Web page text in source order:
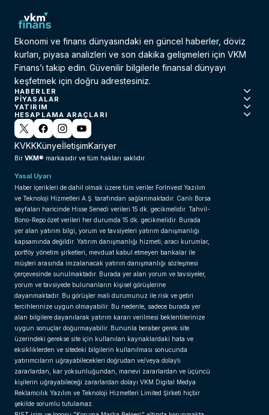
Ekonomi ve finans dünyasındaki en güncel haberler, döviz
kurları, piyasa analizleri ve son dakika gelişmeleri için VKM
Finans’ı takip edin. Güvenilir bilgilerle finansal dünyayı
keşfetmek için doğru adrestesiniz.
HABERLER
PIYASALAR
YATIRIM
HESAPLAMA ARAÇLARI
KVKKKünyeİletişimKariyer
Bir VKM® markasıdır ve tüm hakları saklıdır.
Yasal Uyarı
Haber içerikleri de dahil olmak üzere tüm veriler ForInvest Yazılım
ve Teknoloji Hizmetleri A.Ş. tarafından sağlanmaktadır. Canlı Borsa
sayfaları haricinde Hisse Senedi verileri 15 dk. gecikmelidir. Tahvil-
Bono-Repo özet verileri her durumda 15 dk. gecikmelidir. Burada
yer alan yatırım bilgi, yorum ve tavsiyeleri yatırım danışmanlığı
kapsamında değildir. Yatırım danışmanlığı hizmeti; aracı kurumlar,
portföy yönetim şirketleri, mevduat kabul etmeyen bankalar ile
müşteri arasında imzalanacak yatırım danışmanlığı sözleşmesi
çerçevesinde sunulmaktadır. Burada yer alan yorum ve tavsiyeler,
yorum ve tavsiyede bulunanların kişisel görüşlerine
dayanmaktadır. Bu görüşler mali durumunuz ile risk ve getiri
tercihlerinize uygun olmayabilir. Bu nedenle, sadece burada yer
alan bilgilere dayanılarak yatırım kararı verilmesi beklentilerinize
uygun sonuçlar doğurmayabilir. Bununla beraber gerek site
üzerindeki gerekse site için kullanılan kaynaklardaki hata ve
eksikliklerden ve sitedeki bilgilerin kullanılması sonucunda
yatırımcıların uğrayabilecekleri doğrudan ve/veya dolaylı
zararlardan, kar yoksunluğundan, manevi zararlardan ve üçüncü
kişilerin uğrayabileceği zararlardan dolayı VKM Digital Medya
Reklamcılık Yazılım ve Teknoloji Hizmetleri Limited Şirketi hiçbir
şekilde sorumlu tutulamaz.